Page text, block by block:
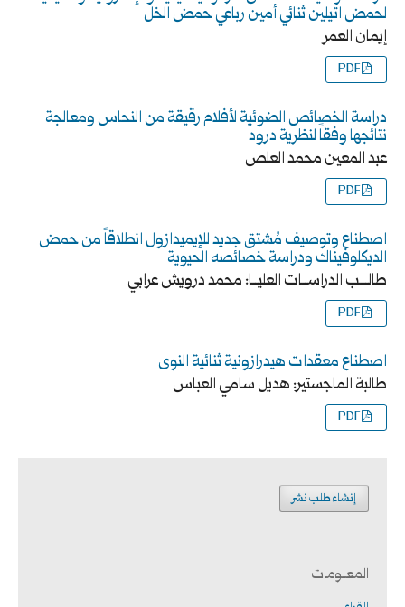
لحمض اتيلين ثنائي أمين رباعي حمض الخل
إيمان العمر
PDF
دراسة الخصائص الضوئية لأفلام رقيقة من النحاس ومعالجة
نتائجها وفقاً لنظرية درود
عبد المعين محمد العلص
PDF
اصطناع وتوصيف مُشتق جديد للإيميدازول انطلاقاً من حمض
الديكلوفيناك ودراسة خصائصه الحيوية
طالـــب الدراســات العليــا: محمد درويش عرابي
PDF
اصطناع معقدات هيدرازونية ثنائية النوى
طالبة الماجستير: هديل سامي العباس
PDF
إنشاء طلب نشر
المعلومات